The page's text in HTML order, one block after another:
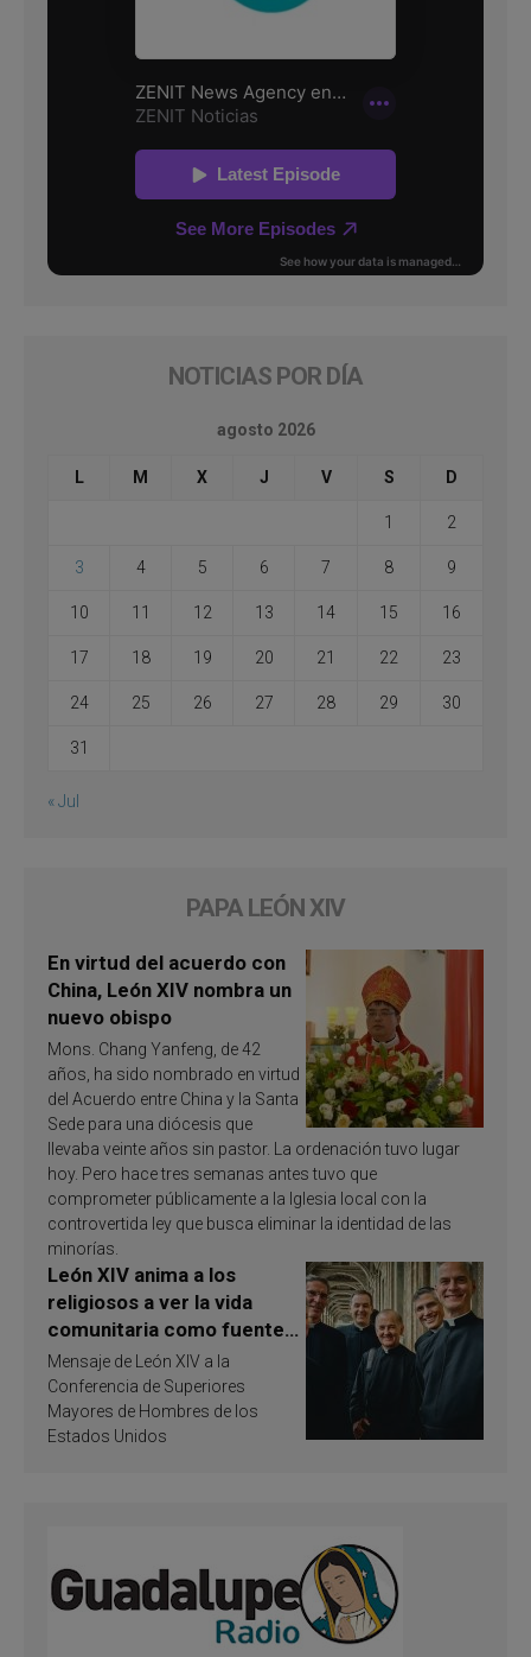
NOTICIAS POR DÍA
agosto 2026
L M X J V S D
1 2
3 4 5 6 7 8 9
10 11 12 13 14 15 16
17 18 19 20 21 22 23
24 25 26 27 28 29 30
31
« Jul
PAPA LEÓN XIV
En virtud del acuerdo con
China, León XIV nombra un
nuevo obispo
Mons. Chang Yanfeng, de 42
años, ha sido nombrado en virtud
del Acuerdo entre China y la Santa
Sede para una diócesis que
llevaba veinte años sin pastor. La ordenación tuvo lugar
hoy. Pero hace tres semanas antes tuvo que
comprometer públicamente a la Iglesia local con la
controvertida ley que busca eliminar la identidad de las
minorías.
León XIV anima a los
religiosos a ver la vida
comunitaria como fuente
de inspiración y
santificación
Mensaje de León XIV a la
Conferencia de Superiores
Mayores de Hombres de los
Estados Unidos